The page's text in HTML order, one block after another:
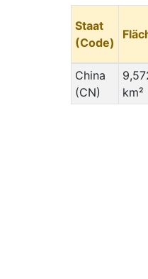
Staat
(Code)
China
(CN)
km²